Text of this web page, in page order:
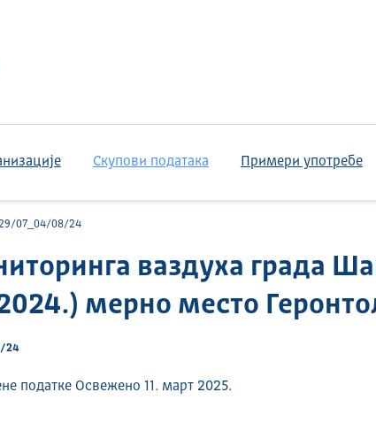
Скупови података Примери употребе
29/07_04/08/24
ваздуха града
мерно место
24
податке Освежено 11. март 2025.